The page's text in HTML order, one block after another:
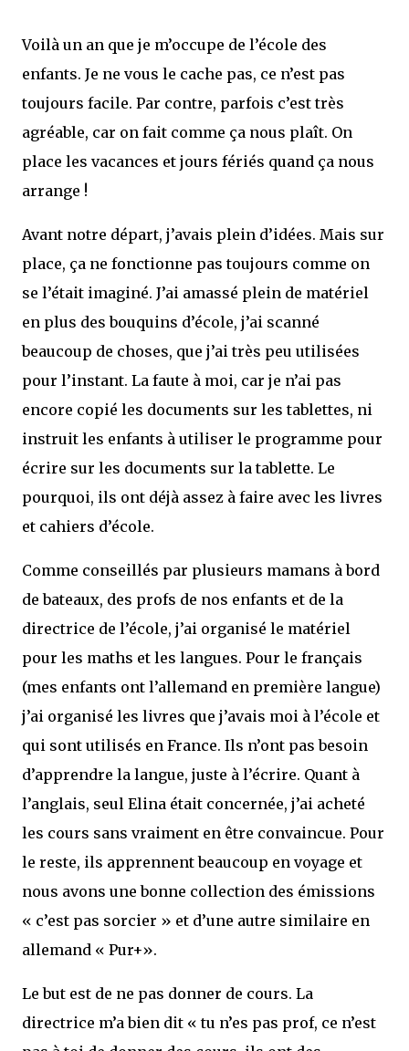
Voilà un an que je m’occupe de l’école des
enfants. Je ne vous le cache pas, ce n’est pas
toujours facile. Par contre, parfois c’est très
agréable, car on fait comme ça nous plaît. On
place les vacances et jours fériés quand ça nous
arrange !
Avant notre départ, j’avais plein d’idées. Mais sur
place, ça ne fonctionne pas toujours comme on
se l’était imaginé. J’ai amassé plein de matériel
en plus des bouquins d’école, j’ai scanné
beaucoup de choses, que j’ai très peu utilisées
pour l’instant. La faute à moi, car je n’ai pas
encore copié les documents sur les tablettes, ni
instruit les enfants à utiliser le programme pour
écrire sur les documents sur la tablette. Le
pourquoi, ils ont déjà assez à faire avec les livres
et cahiers d’école.
Comme conseillés par plusieurs mamans à bord
de bateaux, des profs de nos enfants et de la
directrice de l’école, j’ai organisé le matériel
pour les maths et les langues. Pour le français
(mes enfants ont l’allemand en première langue)
j’ai organisé les livres que j’avais moi à l’école et
qui sont utilisés en France. Ils n’ont pas besoin
d’apprendre la langue, juste à l’écrire. Quant à
l’anglais, seul Elina était concernée, j’ai acheté
les cours sans vraiment en être convaincue. Pour
le reste, ils apprennent beaucoup en voyage et
nous avons une bonne collection des émissions
« c’est pas sorcier » et d’une autre similaire en
allemand « Pur+».
Le but est de ne pas donner de cours. La
directrice m’a bien dit « tu n’es pas prof, ce n’est